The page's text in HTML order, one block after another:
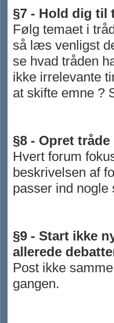
§7 - Hold dig til
Følg temaet i
så læs venligst
se hvad tråden
ikke irrelevante
at skifte emne ?
§8 - Opret
Hvert forum
beskrivelsen af
passer ind nogle
§9 - Start ikke
allerede
Post ikke
gangen.